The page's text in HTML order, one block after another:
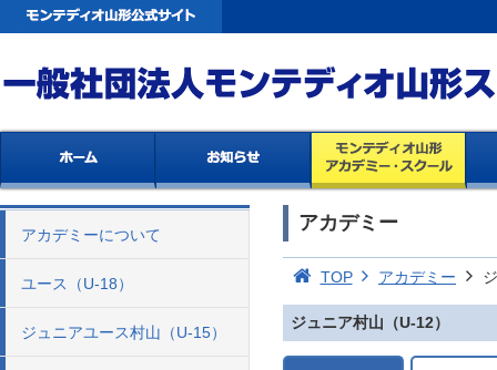
アカデミーについて
ユース（U-18）
ジュニアユース村山（U-15）
アカデミー
TOP アカデミー
ジュニア村山（U-12）